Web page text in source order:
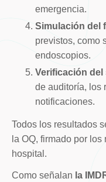
emergencia.
Simulación del
previstos, como
endoscopios.
Verificación del
de auditoría, los
notificaciones.
Todos los resultados
la OQ, firmado por
hospital.
Como señalan la